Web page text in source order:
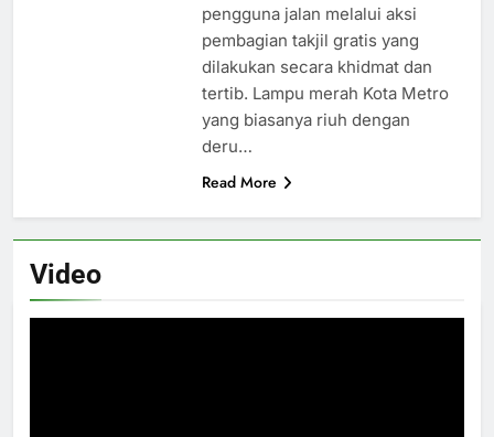
Video
pengguna jalan melalui aksi
pembagian takjil gratis yang
dilakukan secara khidmat dan
tertib. Lampu merah Kota Metro
yang biasanya riuh dengan
deru…
Read More